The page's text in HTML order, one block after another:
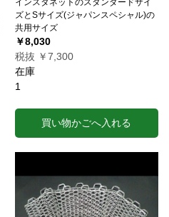
ズとSサイズ(ジャパンスペシャル)の
共用サイズ
￥8,030
税抜 ￥7,300
在庫
1
買い物かごへ入れる